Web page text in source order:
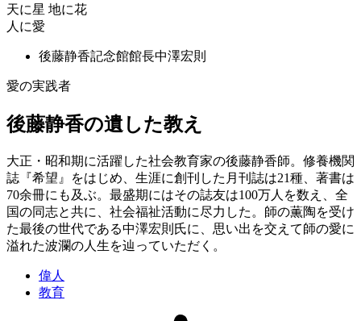
天に星 地に花
人に愛
後藤静香記念館館長中澤宏則
愛の実践者
後藤静香の遺した教え
大正・昭和期に活躍した社会教育家の後藤静香師。修養機関
誌『希望』をはじめ、生涯に創刊した月刊誌は21種、著書は
70余冊にも及ぶ。最盛期にはその誌友は100万人を数え、全
国の同志と共に、社会福祉活動に尽力した。師の薫陶を受け
た最後の世代である中澤宏則氏に、思い出を交えて師の愛に
溢れた波瀾の人生を辿っていただく。
偉人
教育